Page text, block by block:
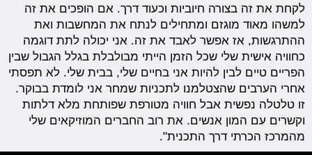
לקחת את זה בצורה חיוביות וכעוד דרך. אם הופכים את זה
למשהו מאוד מוגזם ומתחילים לנתח את המחשבות ואת
ההתרגשות, אז אפשר לאבד את זה. אני יכולה לתת דוגמה
כחוויה אישית שלי שכל הזמן הייתי מבולבלת בגלל הגבול שבין
הפריים טיים לבין להיות אני בחיים שלי, בבית שלי. לא תפסתי
אחרי הערבים שהצטלמנו לתכניות שמחר אני לומדת בבוקר.
זו טלטלה נפשית אבל חוויה מטורפת שפותחת מלא דלתות
וקשרים עם המון אנשים. את רוב החברים המוזיקאים שלי
מהמרכז הכרתי דרך התכנית".